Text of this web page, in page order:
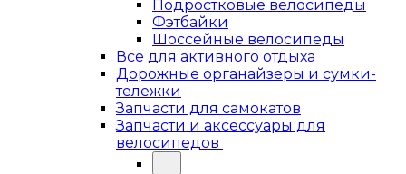
Подростковые велосипеды
Фэтбайки
Шоссейные велосипеды
Все для активного отдыха
Дорожные органайзеры и сумки-
тележки
Запчасти для самокатов
Запчасти и аксессуары для
велосипедов